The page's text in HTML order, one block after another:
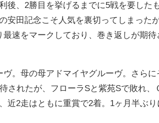
後、2勝目を挙げるまでに5戦を要した
安田記念こそ人気を裏切ってしまった
速をマークしており、巻き返しが期
。母の母アドマイヤグルーヴ。さら
されたが、フローラSと紫苑Sで敗れ
近2走はともに重賞で2着。1ヶ月半ぶ